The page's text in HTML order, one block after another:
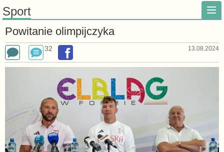
Sport
Powitanie olimpijczyka
32 13.08.2024